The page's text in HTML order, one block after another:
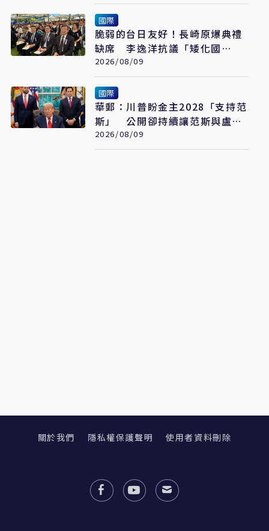
國際
脆弱的台日友好！長崎原爆典禮
缺席 李逸洋抗議「矮化國
格」：日媒揭長崎特殊安排
2026/08/09
國際
華郵：川普盼金主2028「支持范
斯」 公開卻持續讓范斯與盧比
奧較勁接班
2026/08/09
關於我們 隱私權保護聲明 使用者資料刪除